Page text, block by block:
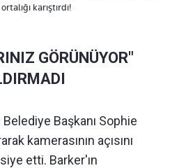
karıştırdı!
GÖRÜNÜYOR"
Başkanı Sophie
kamerasının açısını
etti. Barker'ın